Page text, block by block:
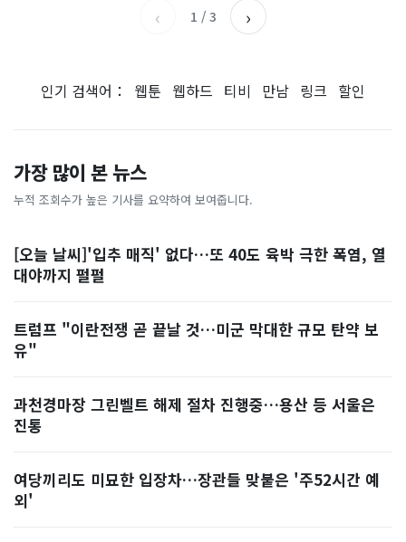
‹ 1 / 3 ›
인기 검색어： 웹툰 웹하드 티비 만남 링크 할인
가장 많이 본 뉴스
누적 조회수가 높은 기사를 요약하여 보여줍니다.
[오늘 날씨]'입추 매직' 없다…또 40도 육박 극한 폭염, 열
대야까지 펄펄
트럼프 "이란전쟁 곧 끝날 것…미군 막대한 규모 탄약 보
유"
과천경마장 그린벨트 해제 절차 진행중…용산 등 서울은
진통
여당끼리도 미묘한 입장차…장관들 맞붙은 '주52시간 예
외'